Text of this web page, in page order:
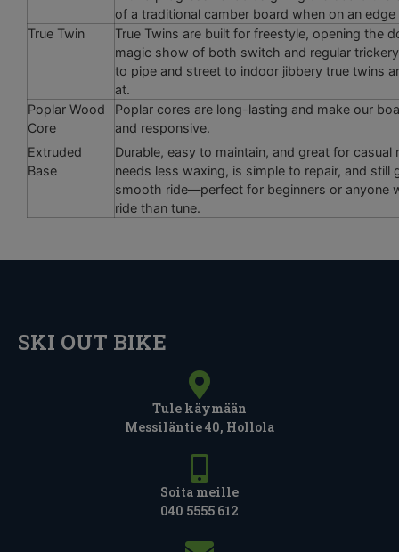
of a traditional camber board when on an edge
True Twin
True Twins are built for freestyle, opening the
magic show of both switch and regular
to pipe and street to indoor jibbery true twins
at.
Poplar Wood
Core
Poplar cores are long-lasting and make our
and responsive.
Extruded
Base
Durable, easy to maintain, and great for casual
needs less waxing, is simple to repair, and still
smooth ride—perfect for beginners or anyone
ride than tune.
SKI OUT BIKE
Tule käymään
Messiläntie 40, Hollola
Soita meille
040 5555 612